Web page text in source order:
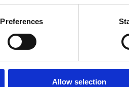
Preferences
Allow selection
Ja takk! Jeg vil gjerne få brev fra